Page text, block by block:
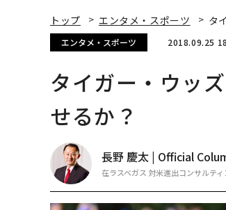
トップ エンタメ・スポーツ タ
エンタメ・スポーツ 2018.09.25
タイガー・ウッ
せるか？
長野 慶太 | Official
在ラスベガス 対米進出コンサルテ